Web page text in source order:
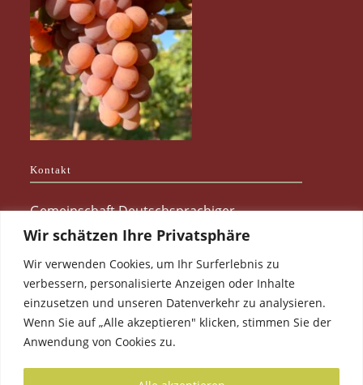
Wir schätzen Ihre Privatsphäre
Wir verwenden Cookies, um Ihr Surferlebnis zu
verbessern, personalisierte Anzeigen oder Inhalte
einzusetzen und unseren Datenverkehr zu analysieren.
Wenn Sie auf „Alle akzeptieren" klicken, stimmen Sie der
Anwendung von Cookies zu.
Kontakt
Gemeinschaft Deutschsprachiger
Weinbruderschaften e.V.
Präsidentin: Gabriele Meter-Lehnen
E-Mail:
kontakt@weinbruderschaften.org
Sitz: Oppenheim am Rhein